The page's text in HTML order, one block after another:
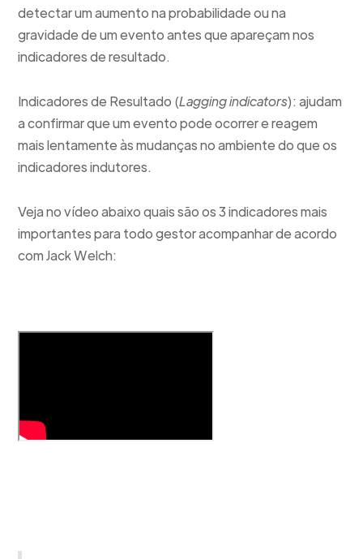
detectar um aumento na probabilidade ou na
gravidade de um evento antes que apareçam nos
indicadores de resultado.
Indicadores de Resultado (Lagging indicators): ajudam
a confirmar que um evento pode ocorrer e reagem
mais lentamente às mudanças no ambiente do que os
indicadores indutores.
Veja no vídeo abaixo quais são os 3 indicadores mais
importantes para todo gestor acompanhar de acordo
com Jack Welch: